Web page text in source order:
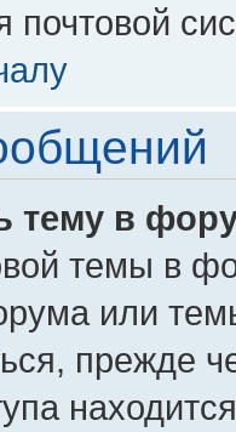
почтовой
тему в
темы в
или
прежде